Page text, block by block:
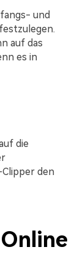
und
auf das
es in
die
den